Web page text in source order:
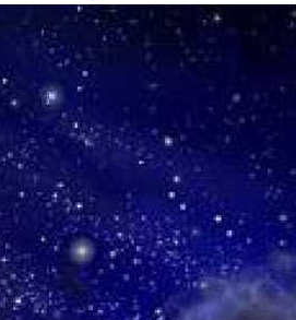
mejor calentador solar de
México